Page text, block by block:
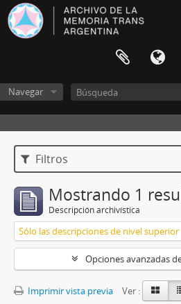
Navegar
Filtros
Mostrando 1
Descripción archivística
Sólo las descripciones de nivel superior
Opciones avanzadas
Imprimir vista previa
Ver :